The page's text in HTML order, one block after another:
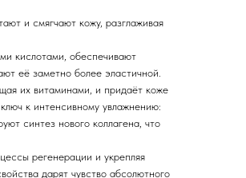
и смягчают кожу, разглаживая
кислотами, обеспечивают
её заметно более эластичной.
их витаминами, и придаёт коже
к интенсивному увлажнению:
синтез нового коллагена, что
регенерации и укрепляя
дарят чувство абсолютного